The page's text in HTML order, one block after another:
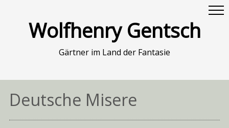
Wolfhenry Gentsch
Gärtner im Land der Fantasie
Deutsche Misere